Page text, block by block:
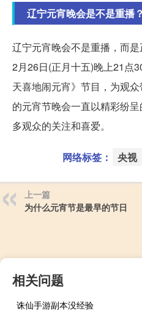
辽宁元宵晚会是不是重播？
辽宁元宵晚会不是重播，而
2月26日(正月十五)晚上21点
天喜地闹元宵》节目，为观
的元宵节晚会一直以精彩纷
多观众的关注和喜爱。
网络标签： 央视
上一篇
为什么元宵节是最早的节日
相关问题
诛仙手游副本没经验